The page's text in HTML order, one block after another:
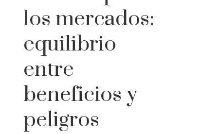
los mercados:
equilibrio
entre
beneficios y
peligros